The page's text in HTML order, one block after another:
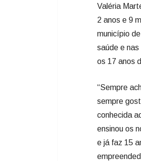
Valéria
2 anos e 9
município
saúde e
os 17 anos
“Sempre
sempre
conhecida
ensinou os
e já faz 15